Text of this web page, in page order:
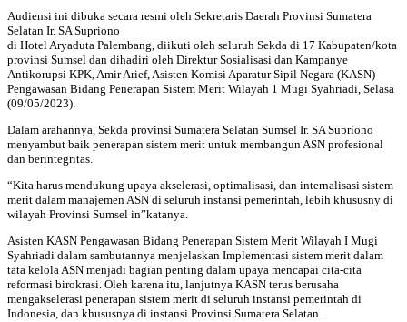
Audiensi ini dibuka secara resmi oleh Sekretaris Daerah Provinsi Sumatera
Selatan Ir. SA Supriono
di Hotel Aryaduta Palembang, diikuti oleh seluruh Sekda di 17 Kabupaten/kota
provinsi Sumsel dan dihadiri oleh Direktur Sosialisasi dan Kampanye
Antikorupsi KPK, Amir Arief, Asisten Komisi Aparatur Sipil Negara (KASN)
Pengawasan Bidang Penerapan Sistem Merit Wilayah 1 Mugi Syahriadi, Selasa
(09/05/2023).
Dalam arahannya, Sekda provinsi Sumatera Selatan Sumsel Ir. SA Supriono
menyambut baik penerapan sistem merit untuk membangun ASN profesional
dan berintegritas.
“Kita harus mendukung upaya akselerasi, optimalisasi, dan internalisasi sistem
merit dalam manajemen ASN di seluruh instansi pemerintah, lebih khususny di
wilayah Provinsi Sumsel in”katanya.
Asisten KASN Pengawasan Bidang Penerapan Sistem Merit Wilayah I Mugi
Syahriadi dalam sambutannya menjelaskan Implementasi sistem merit dalam
tata kelola ASN menjadi bagian penting dalam upaya mencapai cita-cita
reformasi birokrasi. Oleh karena itu, lanjutnya KASN terus berusaha
mengakselerasi penerapan sistem merit di seluruh instansi pemerintah di
Indonesia, dan khususnya di instansi Provinsi Sumatera Selatan.